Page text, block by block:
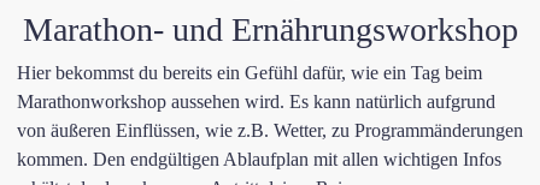
Marathon- und Ernährungsworkshop
​Hier bekommst du bereits ein Gefühl dafür, wie ein Tag beim
Marathonworkshop aussehen wird. Es kann natürlich aufgrund
von äußeren Einflüssen, wie z.B. Wetter, zu Programmänderungen
kommen. Den endgültigen Ablaufplan mit allen wichtigen Infos